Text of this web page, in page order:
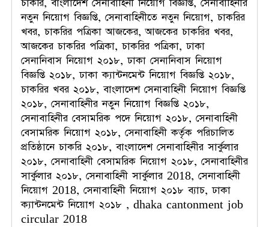
চাকরি, বাংলাদেশ সেনাবাহিনী নিয়োগ বিজ্ঞপ্তি, সেনাবাহিনীর
নতুন নিয়োগ বিজ্ঞপ্তি, সেনাবাহিনীতে নতুন নিয়োগ, চাকরির
খবর, চাকরির পত্রিকা আজকের, আজকের চাকরির খবর,
আজকের চাকরির পত্রিকা, চাকরির পত্রিকা, ঢাকা
সেনানিবাস নিয়োগ ২০১৮, ঢাকা সেনানিবাস নিয়োগ
বিজ্ঞপ্তি ২০১৮, ঢাকা ক্যান্টনমেন্ট নিয়োগ বিজ্ঞপ্তি ২০১৮,
চাকরির খবর ২০১৮, বাংলাদেশ সেনাবাহিনী নিয়োগ বিজ্ঞপ্তি
২০১৮, সেনাবাহিনীর নতুন নিয়োগ বিজ্ঞপ্তি ২০১৮,
সেনাবাহিনীর বেসামরিক পদে নিয়োগ ২০১৮, সেনাবাহিনী
বেসামরিক নিয়োগ ২০১৮, সেনাবাহিনী কর্তৃক পরিচালিত
প্রতিষ্ঠানে চাকরি ২০১৮, বাংলাদেশ সেনাবাহিনীর সার্কুলার
২০১৮, সেনাবাহিনী বেসামরিক নিয়োগ ২০১৮, সেনাবাহিনীর
সার্কুলার ২০১৮, সেনাবাহিনী সার্কুলার 2018, সেনাবাহিনী
নিয়োগ 2018, সেনাবাহিনী নিয়োগ ২০১৮ ব্যাচ, ঢাকা
ক্যান্টনমেন্ট নিয়োগ ২০১৮ , dhaka cantonment job
circular 2018